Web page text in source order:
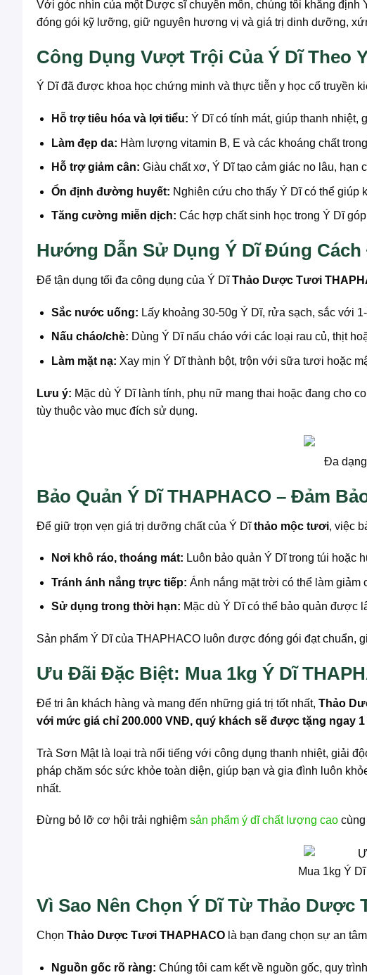
Với góc nhìn của một Dược sĩ chuyên môn, chúng tôi khẳng định
đóng gói kỹ lưỡng, giữ nguyên hương vị và giá trị dinh dưỡng,
Công Dụng Vượt Trội Của Ý Dĩ Theo
Ý Dĩ đã được khoa học chứng minh và thực tiễn y học cổ truyền
Hỗ trợ tiêu hóa và lợi tiểu: Ý Dĩ có tính mát, giúp thanh nhiệt,
Làm đẹp da: Hàm lượng vitamin B, E và các khoáng chất
Hỗ trợ giảm cân: Giàu chất xơ, Ý Dĩ tạo cảm giác no lâu, hạn
Ổn định đường huyết: Nghiên cứu cho thấy Ý Dĩ có thể
Tăng cường miễn dịch: Các hợp chất sinh học trong Ý Dĩ
Hướng Dẫn Sử Dụng Ý Dĩ Đúng
Để tận dụng tối đa công dụng của Ý DĩThảo Dược Tươi
Sắc nước uống: Lấy khoảng 30-50g Ý Dĩ, rửa sạch, sắc với
Nấu cháo/chè: Dùng Ý Dĩ nấu cháo với các loại rau củ, thịt
Làm mặt nạ: Xay mịn Ý Dĩ thành bột, trộn với sữa tươi hoặc
Lưu ý: Mặc dù Ý Dĩ lành tính, phụ nữ mang thai hoặc đang cho
tùy thuộc vào mục đích sử dụng.
Đa
Bảo Quản Ý Dĩ THAPHACO – Đảm
Để giữ trọn vẹn giá trị dưỡng chất của Ý Dĩthảo mộc tươi, việc
Nơi khô ráo, thoáng mát: Luôn bảo quản Ý Dĩ trong túi hoặc
Tránh ánh nắng trực tiếp: Ánh nắng mặt trời có thể làm
Sử dụng trong thời hạn: Mặc dù Ý Dĩ có thể bảo quản được
Sản phẩm Ý Dĩ của THAPHACO luôn được đóng gói đạt chuẩn,
Ưu Đãi Đặc Biệt: Mua 1kg Ý Dĩ
Để tri ân khách hàng và mang đến những giá trị tốt nhất, Thảo
với mức giá chỉ 200.000 VNĐ, quý khách sẽ được tặng ngay
Trà Sơn Mật là loại trà nổi tiếng với công dụng thanh nhiệt, giải
pháp chăm sóc sức khỏe toàn diện, giúp bạn và gia đình luôn
nhất.
Đừng bỏ lỡ cơ hội trải nghiệm sản phẩm ý dĩ chất lượng cao
Mua 1kg Ý
Vì Sao Nên Chọn Ý Dĩ Từ Thảo Dược
Chọn Thảo Dược Tươi THAPHACO là bạn đang chọn sự an
Nguồn gốc rõ ràng: Chúng tôi cam kết về nguồn gốc, quy